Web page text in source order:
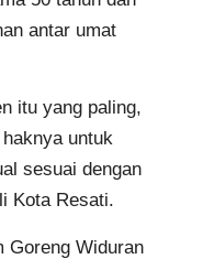
antar umat
itu yang paling,
untuk
sesuai dengan
Kota Resati.
Goreng Widuran